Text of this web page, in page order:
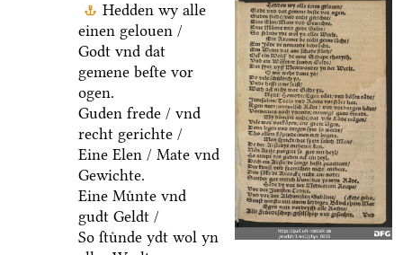
Hedden wy alle
einen gelouen /
Godt vnd dat
gemene beſte vor
ogen.
Guden frede / vnd
recht gerichte /
Eine Elen / Mate vnd
Gewichte.
Eine Muͤnte vnd
gudt Geldt /
So ſtuͤnde ydt wol yn